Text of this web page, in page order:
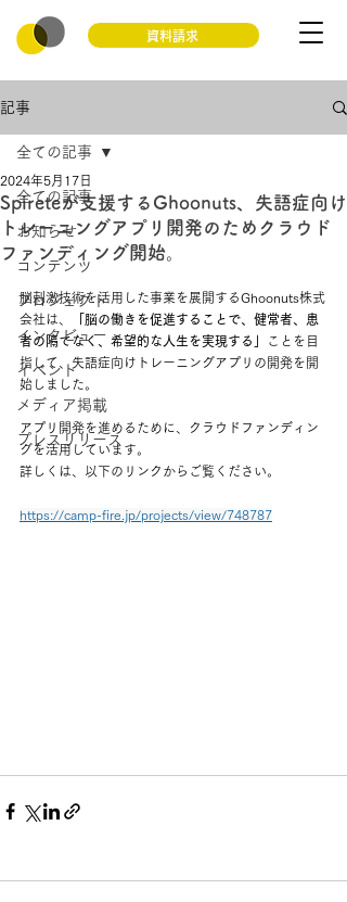
資料請求
記事
全ての記事
お知らせ
コンテンツ
プロジェクト
インタビュー
イベント
メディア掲載
プレスリリース
全ての記事
Spireteが支援するGhoonuts、失語症向け
トレーニングアプリ開発のためクラウド
ファンディング開始。
2024年5月17日
脳刺激技術を活用した事業を展開するGhoonuts株式
会社は、
「脳の働きを促進することで、健常者、患
者の隔てなく、希望的な人生を実現する」
ことを目
指して、 失語症向けトレーニングアプリの開発を開
始しました。
アプリ開発を進めるために、クラウドファンディン
グを活用しています。
詳しくは、以下のリンクからご覧ください。
https://camp-fire.jp/projects/view/748787